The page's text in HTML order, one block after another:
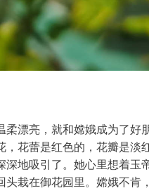
漂亮，就和嫦娥成为了好
花蕾是红色的，花瓣是淡
地吸引了。她心里想着玉
栽在御花园里。嫦娥不肯